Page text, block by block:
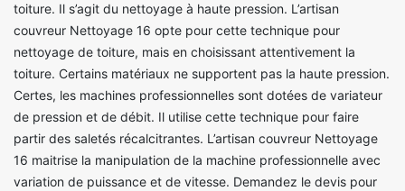
toiture. Il s’agit du nettoyage à haute pression. L’artisan
couvreur Nettoyage 16 opte pour cette technique pour
nettoyage de toiture, mais en choisissant attentivement la
toiture. Certains matériaux ne supportent pas la haute pression.
Certes, les machines professionnelles sont dotées de variateur
de pression et de débit. Il utilise cette technique pour faire
partir des saletés récalcitrantes. L’artisan couvreur Nettoyage
16 maitrise la manipulation de la machine professionnelle avec
variation de puissance et de vitesse. Demandez le devis pour